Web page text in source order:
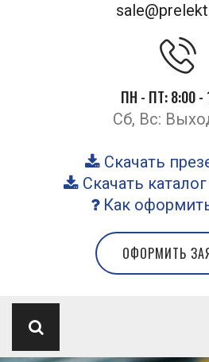
ПН - ПТ: 8:00 -
Сб, Вс:
Скачать
Скачать
Как
ОФОРМИТЬ